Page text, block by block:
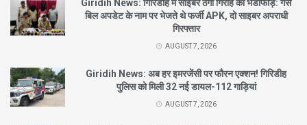
Giridih News: गिरिडीह में साइबर ठगी गिरोह का भंडाफोड़: गैस
बिल अपडेट के नाम पर भेजते थे फर्जी APK, दो साइबर अपराधी
गिरफ्तार
AUGUST 7, 2026
Giridih News: अब हर इमरजेंसी पर फौरन एक्शन! गिरिडीह
पुलिस को मिली 32 नई डायल-112 गाड़ियां
AUGUST 7, 2026